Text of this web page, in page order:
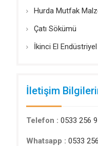
Hurda Mutfak
Çatı Sökümü
İkinci El
İletişim
Telefon : 0533 256
Whatsapp : 0533